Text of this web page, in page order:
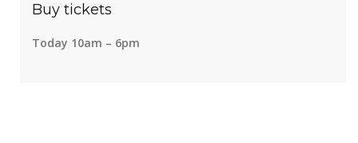
Buy tickets
Today 10am – 6pm